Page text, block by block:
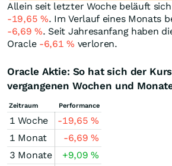
Allein seit letzter Woche beläuft
-19,65 %. Im Verlauf eines Monats
-6,69%. Seit Jahresanfang haben
Oracle -6,61% verloren.
Oracle Aktie: So hat sich der
vergangenen Wochen und
Zeitraum Performance
1 Woche -19,65%
1 Monat
-6,69%
3 Monate
+9,09%